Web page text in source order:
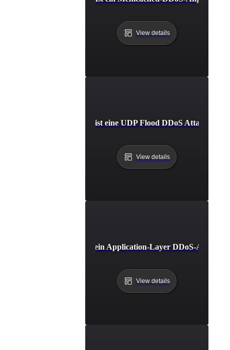
View details
Was ist eine UDP Flood DDoS Attacke?
View details
Was ist ein Application-Layer DDoS-Angriff?
View details